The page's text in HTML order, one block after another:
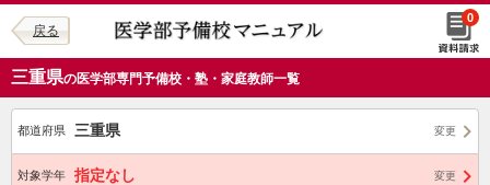
戻る
0
三重県の医学部専門予備校・塾・家庭教師一覧
都道府県 三重県 変更
対象学年 指定なし 変更